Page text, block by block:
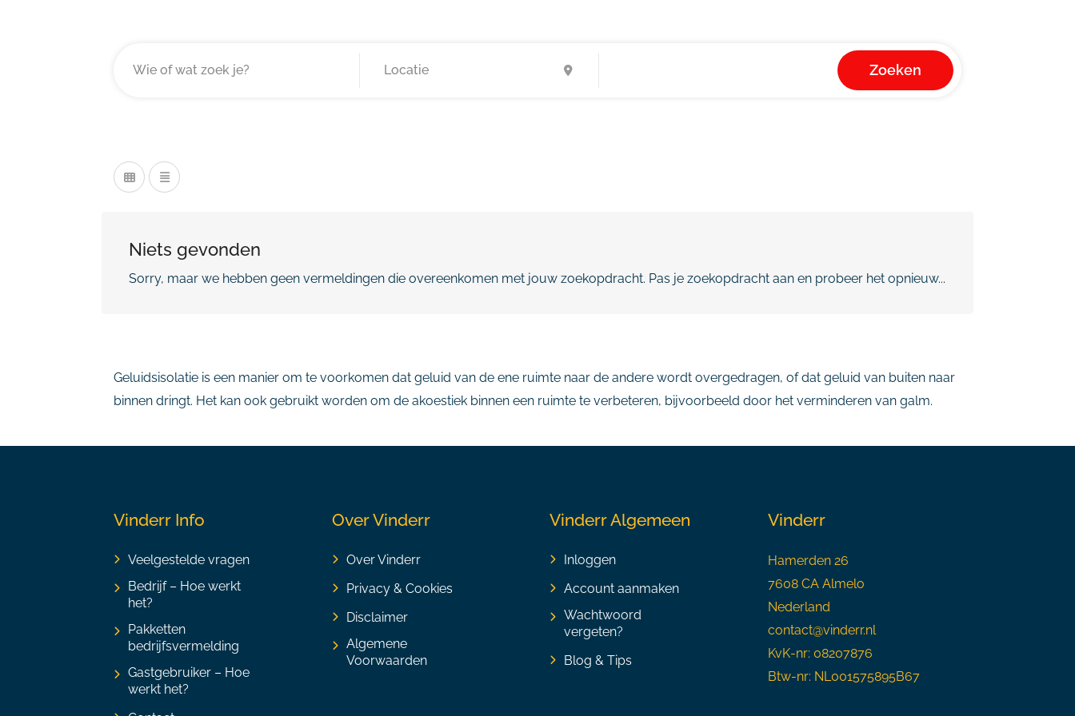
Zoeken
Niets gevonden
Sorry, maar we hebben geen vermeldingen die overeenkomen met jouw zoekopdracht. Pas je zoekopdracht aan en probeer het opnieuw...
Geluidsisolatie is een manier om te voorkomen dat geluid van de ene ruimte naar de andere wordt overgedragen, of dat geluid van buiten naar
binnen dringt. Het kan ook gebruikt worden om de akoestiek binnen een ruimte te verbeteren, bijvoorbeeld door het verminderen van galm.
Vinderr Info
Veelgestelde vragen
Bedrijf – Hoe werkt
het?
Pakketten
bedrijfsvermelding
Gastgebruiker – Hoe
werkt het?
Over Vinderr
Over Vinderr
Privacy & Cookies
Disclaimer
Algemene
Voorwaarden
Vinderr Algemeen
Inloggen
Account aanmaken
Wachtwoord
vergeten?
Blog & Tips
Vinderr
Hamerden 26
7608 CA Almelo
Nederland
contact@vinderr.nl
KvK-nr: 08207876
Btw-nr: NL001575895B67